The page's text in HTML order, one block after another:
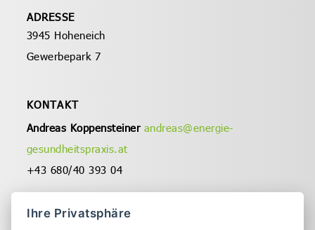
ADRESSE
3945 Hoheneich
Gewerbepark 7
KONTAKT
Andreas Koppensteiner andreas@energie-
gesundheitspraxis.at
+43 680/40 393 04
christa@energie-gesundheitspraxis.at
Ihre Privatsphäre